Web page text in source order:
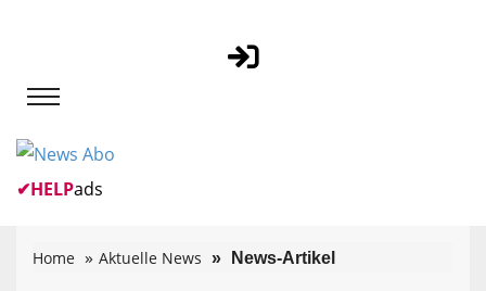
✔HELPads
Home Aktuelle News News-Artikel